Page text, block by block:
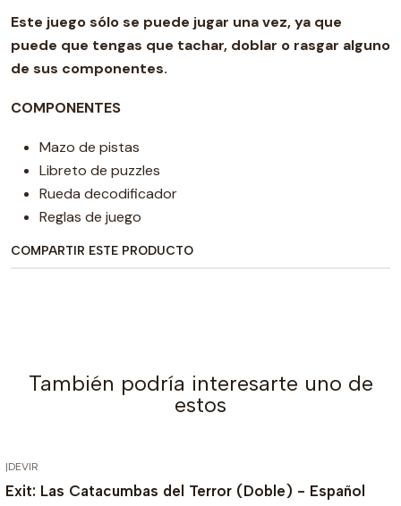
Este juego sólo se puede jugar una vez, ya que
puede que tengas que tachar, doblar o rasgar alguno
de sus componentes.
COMPONENTES
Mazo de pistas
Libreto de puzzles
Rueda decodificador
Reglas de juego
COMPARTIR ESTE PRODUCTO
También podría interesarte uno de
estos
|DEVIR
Exit: Las Catacumbas del Terror (Doble) - Español